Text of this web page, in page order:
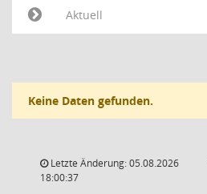
Aktuell
Keine Daten gefunden.
Letzte Änderung: 05.08.2026
18:00:37